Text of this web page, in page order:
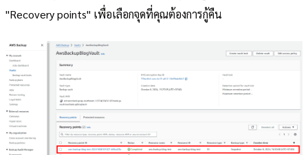
"Recovery points" เพื่อเลือกจุดที่คุณต้องการกู้คืน